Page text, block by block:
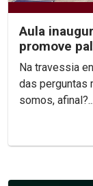
Aula
promove
Na travessia
das perguntas
somos, afinal?...